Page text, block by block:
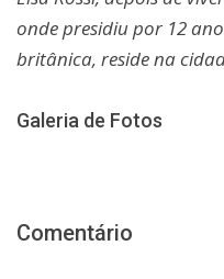
onde presidiu por 12
britânica, reside na
Galeria de Fotos
Comentário